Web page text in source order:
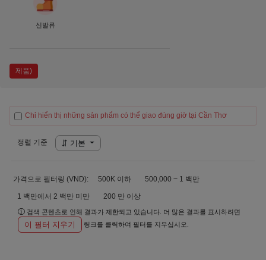
신발류
제품)
Chỉ hiển thị những sản phẩm có thể giao đúng giờ tại Cần Thơ
정렬 기준 기본
가격으로 필터링 (VND): 500K 이하 500,000 ~ 1 백만
1 백만에서 2 백만 미만 200 만 이상
검색 콘텐츠로 인해 결과가 제한되고 있습니다. 더 많은 결과를 표시하려면
이 필터 지우기 링크를 클릭하여 필터를 지우십시오.